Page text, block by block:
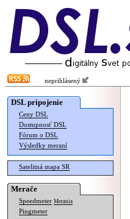
neprihlásený
DSL pripojenie
Ceny DSL
Dostupnosť DSL
Fórum o DSL
Výsledky meraní
Satelitná mapa SR
Merače
Speedmeter Merania
Pingmeter